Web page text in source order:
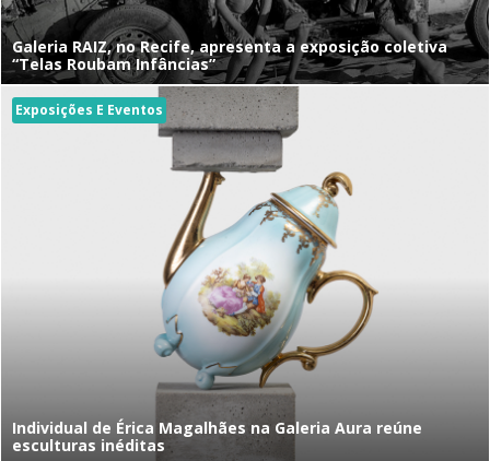
Galeria RAIZ, no Recife, apresenta a exposição coletiva
“Telas Roubam Infâncias”
Exposições E Eventos
Individual de Érica Magalhães na Galeria Aura reúne
esculturas inéditas